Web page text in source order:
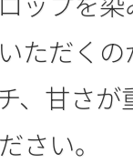
ただく
、甘さ
さい。